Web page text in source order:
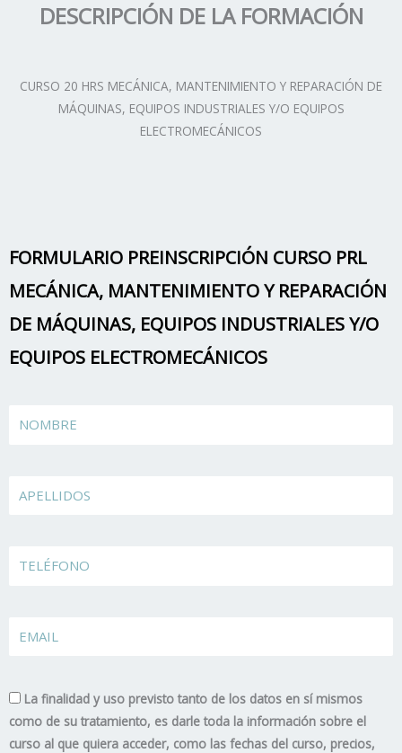
DESCRIPCIÓN DE LA FORMACIÓN
CURSO 20 HRS MECÁNICA, MANTENIMIENTO Y REPARACIÓN DE
MÁQUINAS, EQUIPOS INDUSTRIALES Y/O EQUIPOS
ELECTROMECÁNICOS
FORMULARIO PREINSCRIPCIÓN CURSO PRL
MECÁNICA, MANTENIMIENTO Y REPARACIÓN
DE MÁQUINAS, EQUIPOS INDUSTRIALES Y/O
EQUIPOS ELECTROMECÁNICOS
TELÉFONO
La finalidad y uso previsto tanto de los datos en sí mismos
como de su tratamiento, es darle toda la información sobre el
curso al que quiera acceder, como las fechas del curso, precios,